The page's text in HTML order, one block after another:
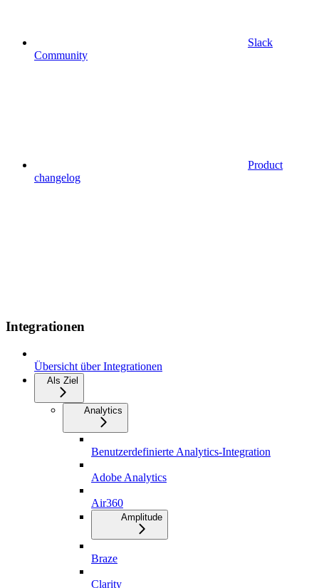
Slack
Community
Product
changelog
Integrationen
Übersicht über Integrationen
Als Ziel
Analytics
Benutzerdefinierte Analytics-Integration
Adobe Analytics
Air360
Amplitude
Braze
Clarity